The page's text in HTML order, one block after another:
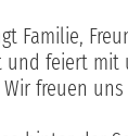
Familie,
und feiert
freuen